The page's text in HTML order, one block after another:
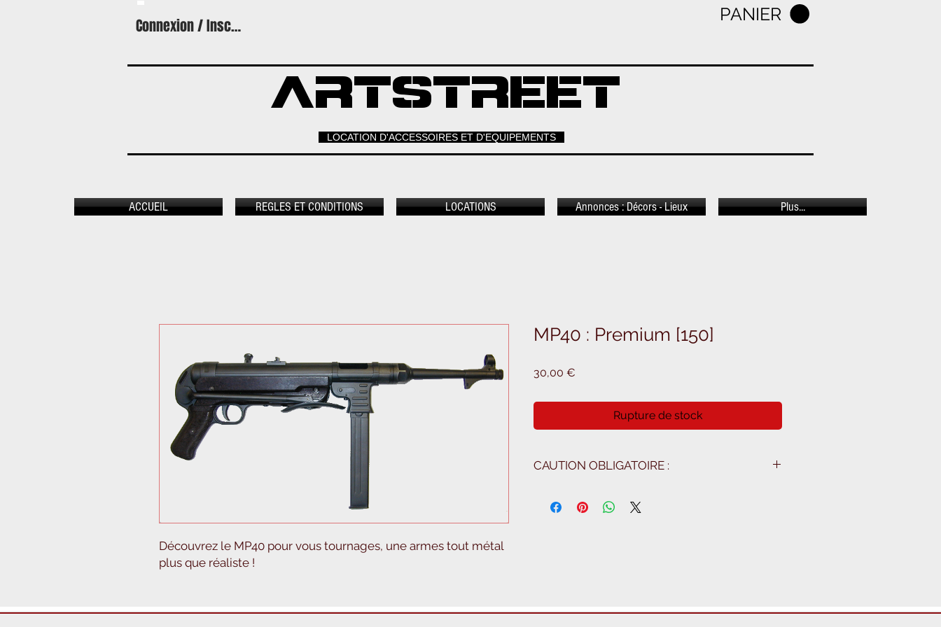
Connexion / Inscription
PANIER
ARTSTREET
LOCATION D'ACCESSOIRES ET D'EQUIPEMENTS
ACCUEIL REGLES ET CONDITIONS LOCATIONS Annonces : Décors - Lieux Plus...
Découvrez le MP40 pour vous tournages, une armes tout métal
plus que réaliste !
MP40 : Premium [150]
30,00 €
Rupture de stock
CAUTION OBLIGATOIRE :